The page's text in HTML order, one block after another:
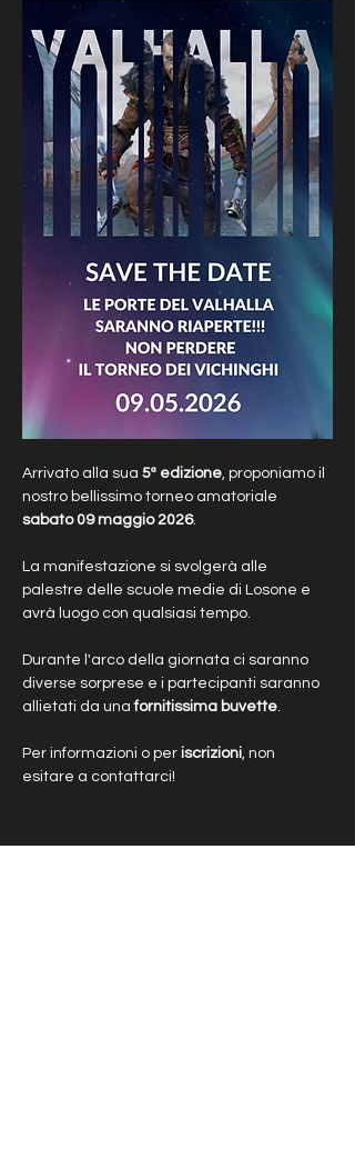
Arrivato alla sua 5ª edizione, proponiamo il
nostro bellissimo torneo amatoriale
sabato 09 maggio 2026.
La manifestazione si svolgerà alle
palestre delle scuole medie di Losone e
avrà luogo con qualsiasi tempo.
Durante l'arco della giornata ci saranno
diverse sorprese e i partecipanti saranno
allietati da una fornitissima buvette.
Per informazioni o per iscrizioni, non
esitare a contattarci!